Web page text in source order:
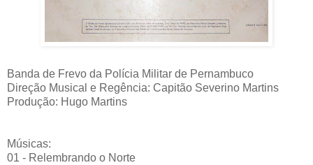
Banda de Frevo da Polícia Militar de Pernambuco
Direção Musical e Regência: Capitão Severino Martins
Produção: Hugo Martins
Músicas:
01 - Relembrando o Norte